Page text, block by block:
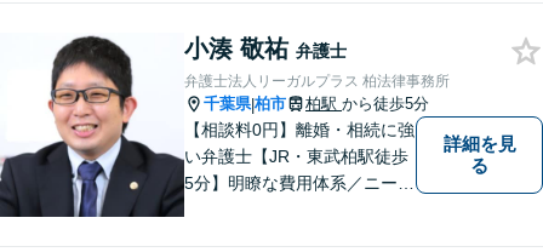
小湊 敬祐 弁護士
弁護士法人リーガルプラス 柏法律事務所
千葉県|柏市 柏駅 から徒歩5分
【相談料0円】離婚・相続に強
い弁護士【JR・東武柏駅徒歩
5分】明瞭な費用体系／ニーズ
詳細を見
る